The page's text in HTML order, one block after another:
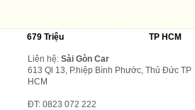
679 Triệu TP HCM
Liên hệ: Sài Gòn Car
613 Ql 13, P.hiệp Bình Phước, Thủ Đức TP
HCM
ĐT: 0823 072 222